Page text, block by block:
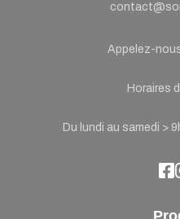
Appelez-
Horaires
Du lundi au samedi >